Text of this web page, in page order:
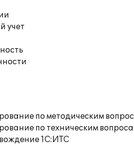
учет
по методическим
по техническим
1С:ИТС